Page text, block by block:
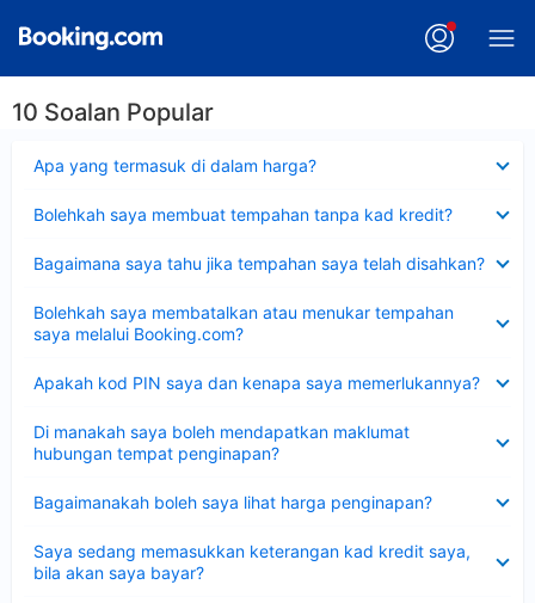
10 Soalan Popular
Apa yang termasuk di dalam harga?
Bolehkah saya membuat tempahan tanpa kad kredit?
Bagaimana saya tahu jika tempahan saya telah disahkan?
Bolehkah saya membatalkan atau menukar tempahan
saya melalui Booking.com?
Apakah kod PIN saya dan kenapa saya memerlukannya?
Di manakah saya boleh mendapatkan maklumat
hubungan tempat penginapan?
Bagaimanakah boleh saya lihat harga penginapan?
Saya sedang memasukkan keterangan kad kredit saya,
bila akan saya bayar?